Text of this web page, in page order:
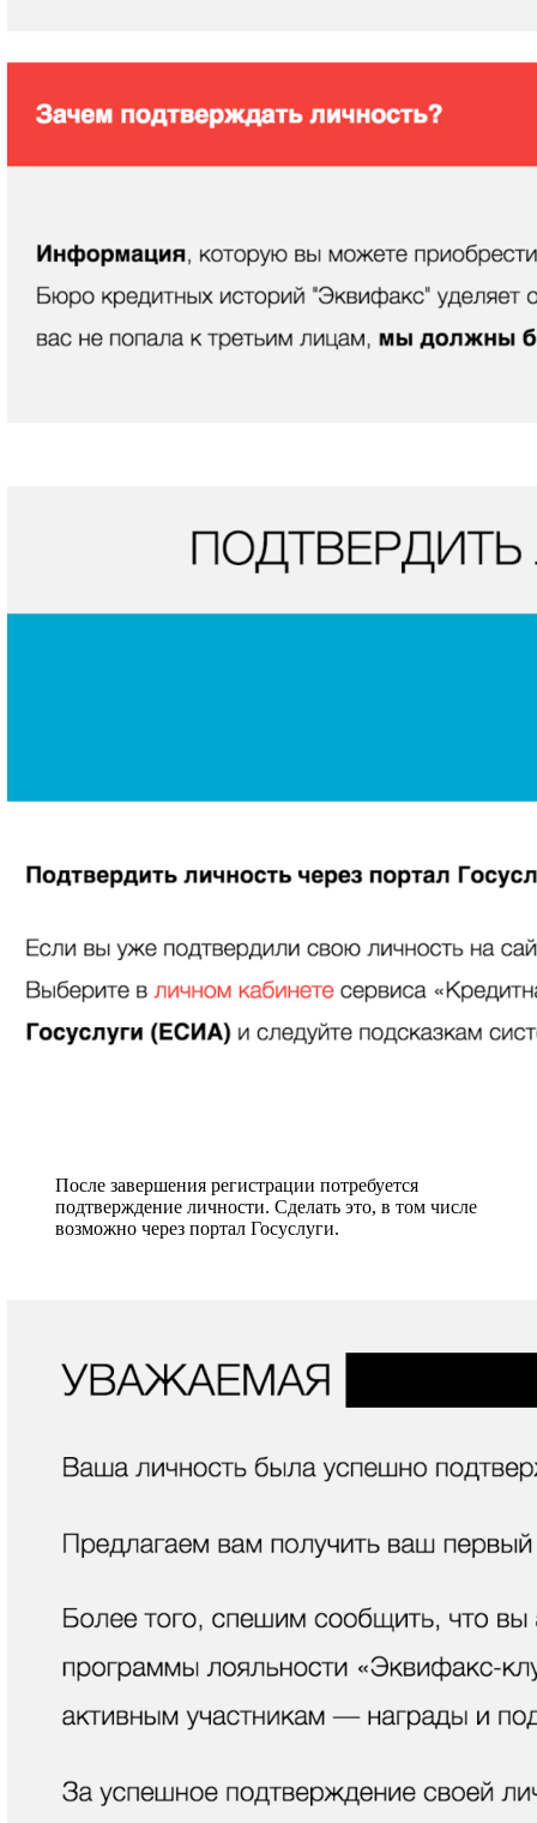
После завершения регистрации потребуется
подтверждение личности. Сделать это, в том числе
возможно через портал Госуслуги.